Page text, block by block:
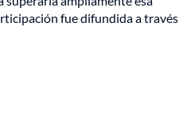
fue difundida a través